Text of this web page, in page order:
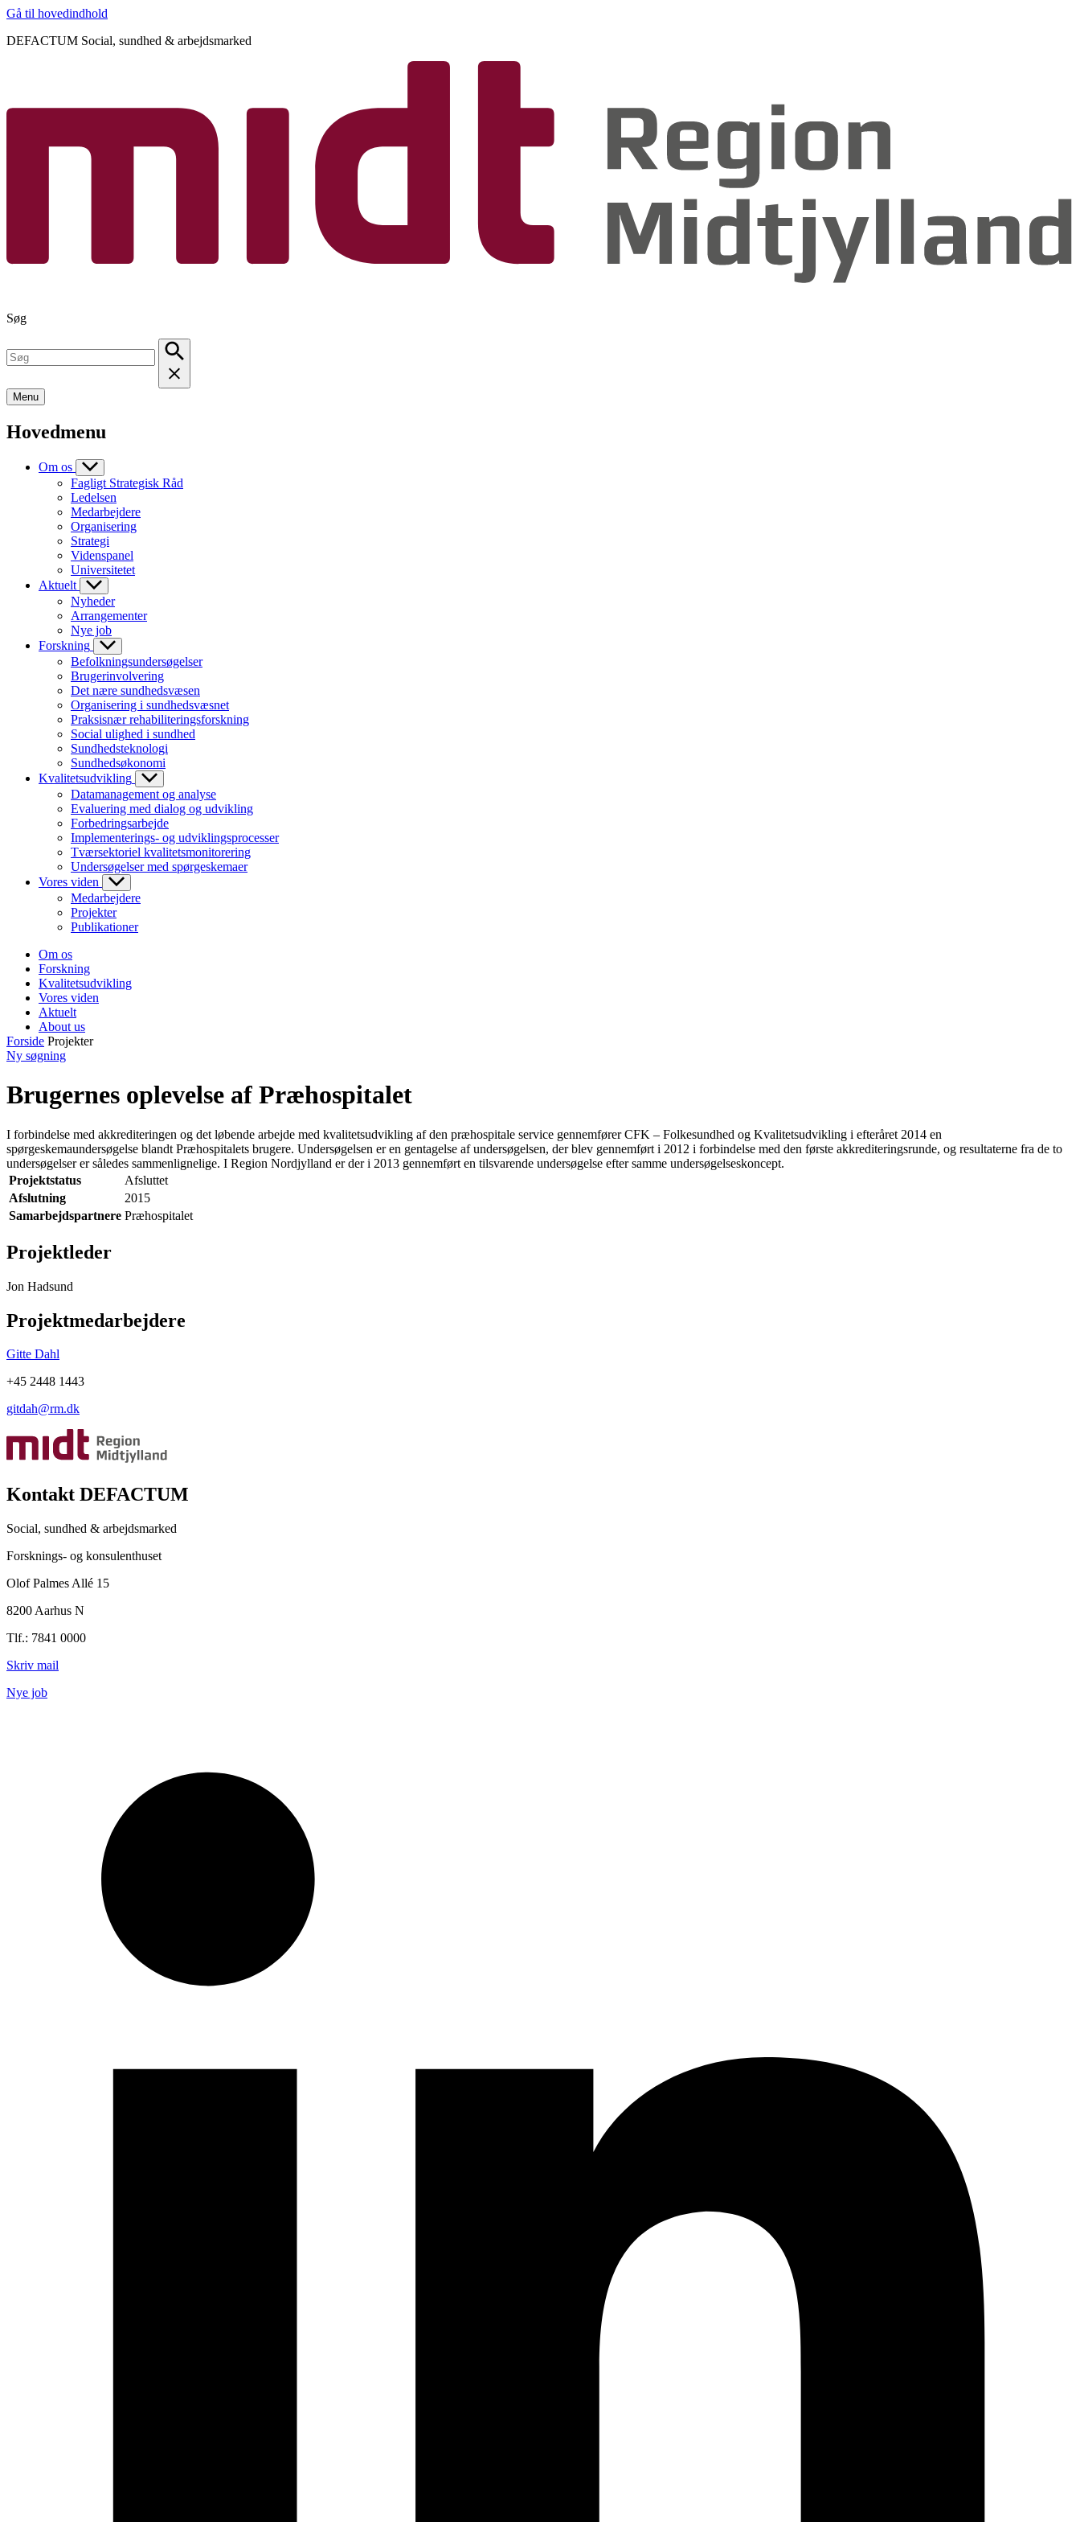
Gå til hovedindhold
DEFACTUM Social, sundhed & arbejdsmarked
Søg
Menu
Hovedmenu
Om os
Fagligt Strategisk Råd
Ledelsen
Medarbejdere
Organisering
Strategi
Videnspanel
Universitetet
Aktuelt
Nyheder
Arrangementer
Nye job
Forskning
Befolkningsundersøgelser
Brugerinvolvering
Det nære sundhedsvæsen
Organisering i sundhedsvæsnet
Praksisnær rehabiliteringsforskning
Social ulighed i sundhed
Sundhedsteknologi
Sundhedsøkonomi
Kvalitetsudvikling
Datamanagement og analyse
Evaluering med dialog og udvikling
Forbedringsarbejde
Implementerings- og udviklingsprocesser
Tværsektoriel kvalitetsmonitorering
Undersøgelser med spørgeskemaer
Vores viden
Medarbejdere
Projekter
Publikationer
Om os
Forskning
Kvalitetsudvikling
Vores viden
Aktuelt
About us
Forside Projekter
Ny søgning
Brugernes oplevelse af Præhospitalet
I forbindelse med akkrediteringen og det løbende arbejde med kvalitetsudvikling af den præhospitale service gennemfører CFK – Folkesundhed og Kvalitetsudvikling i efteråret 2014 en
spørgeskemaundersøgelse blandt Præhospitalets brugere. Undersøgelsen er en gentagelse af undersøgelsen, der blev gennemført i 2012 i forbindelse med den første akkrediteringsrunde, og resultaterne fra de to
undersøgelser er således sammenlignelige. I Region Nordjylland er der i 2013 gennemført en tilsvarende undersøgelse efter samme undersøgelseskoncept.
Projektstatus
Afsluttet
Afslutning
2015
Samarbejdspartnere Præhospitalet
Projektleder
Jon Hadsund
Projektmedarbejdere
Gitte Dahl
+45 2448 1443
gitdah@rm.dk
Kontakt DEFACTUM
Social, sundhed & arbejdsmarked
Forsknings- og konsulenthuset
Olof Palmes Allé 15
8200 Aarhus N
Tlf.: 7841 0000
Skriv mail
Nye job